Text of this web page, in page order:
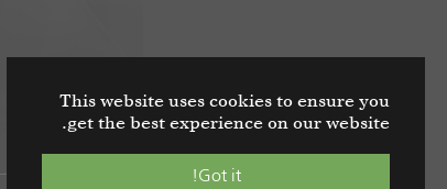
This website uses cookies to ensure you
get the best experience on our website.
Got it!